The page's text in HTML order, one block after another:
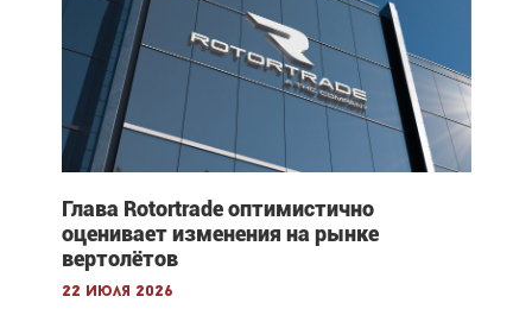
Глава Rotortrade оптимистично
оценивает изменения на рынке
вертолётов
22 июля 2026